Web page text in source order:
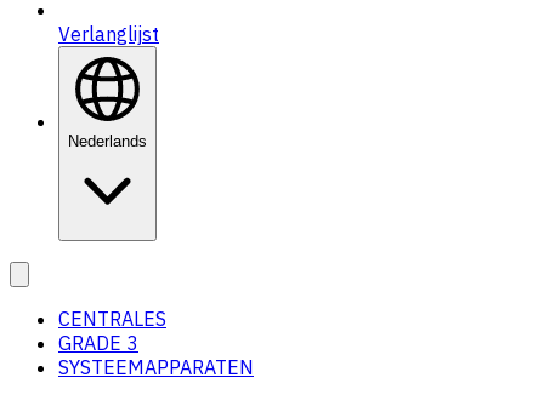
Verlanglijst
Nederlands
CENTRALES
GRADE 3
SYSTEEMAPPARATEN